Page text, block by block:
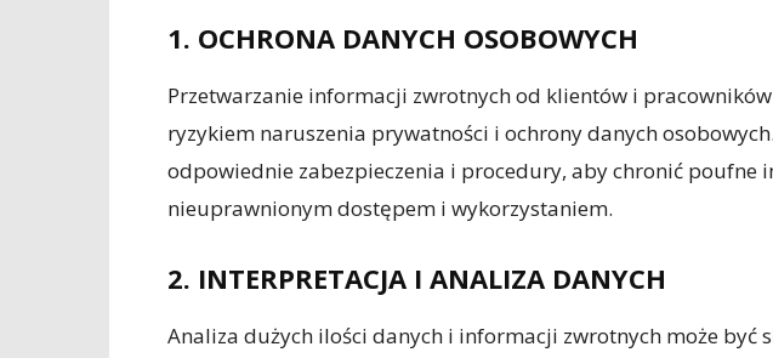
1. OCHRONA DANYCH OSOBOWYCH
Przetwarzanie informacji zwrotnych od klientów i pracowników
ryzykiem naruszenia prywatności i ochrony danych
odpowiednie zabezpieczenia i procedury, aby chronić poufne
nieuprawnionym dostępem i wykorzystaniem.
2. INTERPRETACJA I ANALIZA DANYCH
Analiza dużych ilości danych i informacji zwrotnych może być